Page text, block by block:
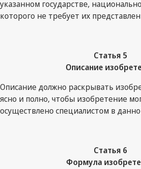
указанном государстве,
которого не требует их
Статья 5
Описание
Описание должно раскрывать
ясно и полно, чтобы изобретение
осуществлено специалистом в
Статья 6
Формула